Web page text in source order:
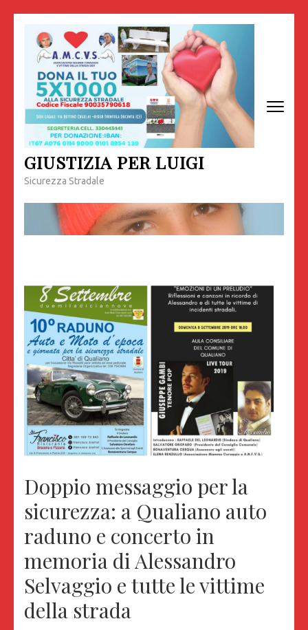
contenuto
(premi
invio)
GIUSTIZIA PER LUIGI
Sicurezza Stradale
Doppio messaggio per la
sicurezza: a Qualiano auto
raduno e concerto in
memoria di Alessandro
Selvaggio e tutte le vittime
della strada